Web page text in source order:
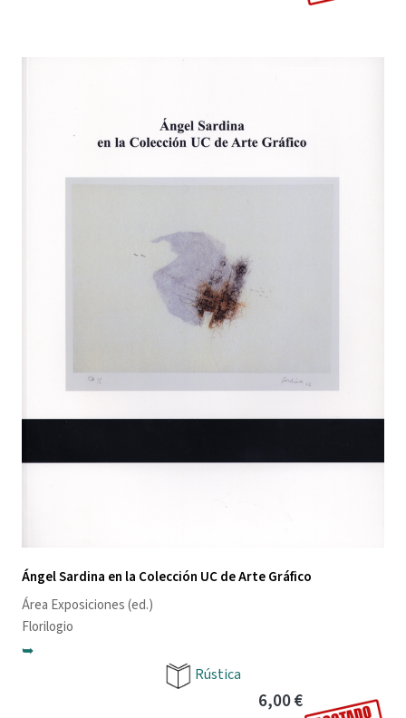
Ángel Sardina en la Colección UC de Arte Gráfico
Área Exposiciones(ed.)
Florilogio
➥
Rústica
6,00 €